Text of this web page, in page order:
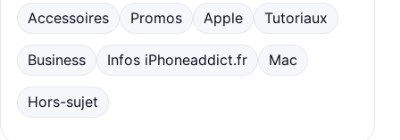
Accessoires Promos Apple Tutoriaux
Business Infos iPhoneaddict.fr Mac
Hors-sujet